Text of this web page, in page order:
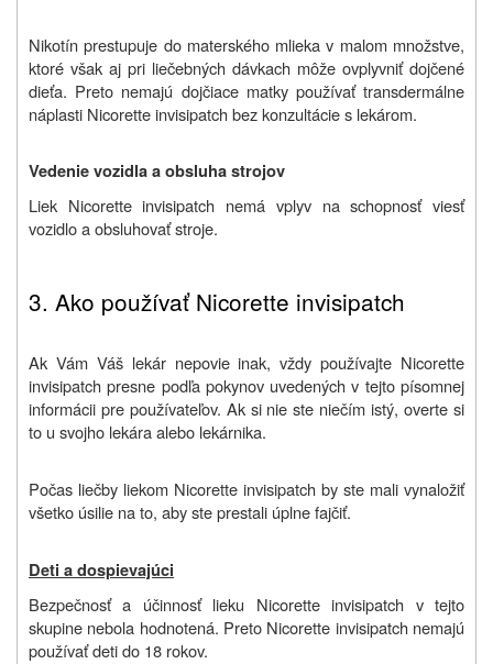
Nikotín prestupuje do materského mlieka v malom množstve,
ktoré však aj pri liečebných dávkach môže ovplyvniť dojčené
dieťa. Preto nemajú dojčiace matky používať transdermálne
náplasti Nicorette invisipatch bez konzultácie s lekárom.
Vedenie vozidla a obsluha strojov
Liek Nicorette invisipatch nemá vplyv na schopnosť viesť
vozidlo a obsluhovať stroje.
3. Ako používať Nicorette invisipatch
Ak Vám Váš lekár nepovie inak, vždy používajte Nicorette
invisipatch presne podľa pokynov uvedených v tejto písomnej
informácii pre používateľov. Ak si nie ste niečím istý, overte si
to u svojho lekára alebo lekárnika.
Počas liečby liekom Nicorette invisipatch by ste mali vynaložiť
všetko úsilie na to, aby ste prestali úplne fajčiť.
Deti a dospievajúci
Bezpečnosť a účinnosť lieku Nicorette invisipatch v tejto
skupine nebola hodnotená. Preto Nicorette invisipatch nemajú
používať deti do 18 rokov.